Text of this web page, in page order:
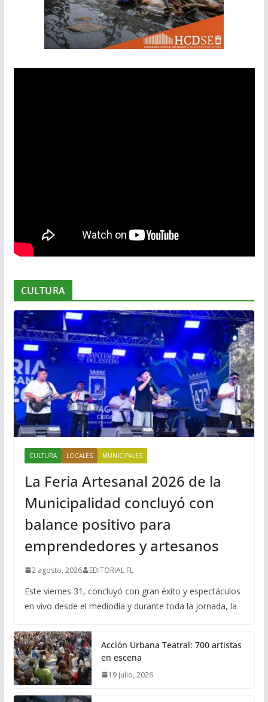
CULTURA
CULTURA LOCALES MUNICIPALES
La Feria Artesanal 2026 de la
Municipalidad concluyó con
balance positivo para
emprendedores y artesanos
2 agosto, 2026 EDITORIAL FL
Este viernes 31, concluyó con gran éxito y espectáculos
en vivo desde el mediodía y durante toda la jornada, la
Acción Urbana Teatral: 700 artistas
en escena
19 julio, 2026